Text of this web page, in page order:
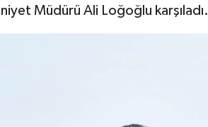
Müdürü Ali Loğoğlu karşıladı.